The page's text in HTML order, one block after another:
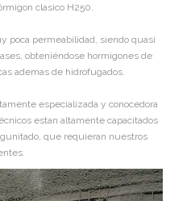
clasico H250.
poca permeabilidad, siendo quasi
obteniéndose hormigones de
ademas de hidrofugados.
especializada y conocedora
estan altamente capacitados
que requieran nuestros